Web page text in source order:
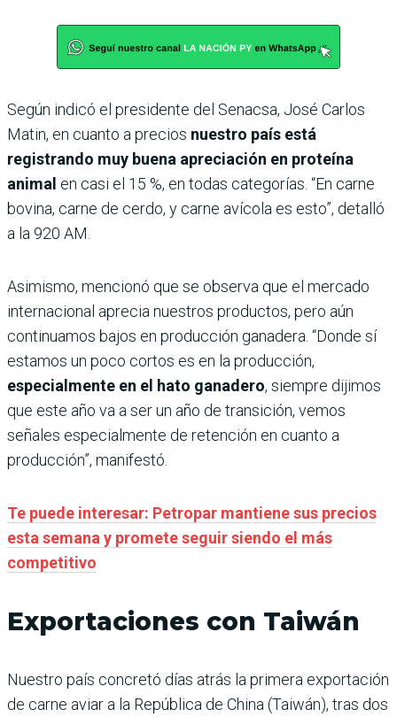
Según indicó el presidente del Senacsa, José Carlos
Matin, en cuanto a precios nuestro país está
registrando muy buena apreciación en proteína
animal en casi el 15 %, en todas categorías. “En carne
bovina, carne de cerdo, y carne avícola es esto”, detalló
a la 920 AM.
Asimismo, mencionó que se observa que el mercado
internacional aprecia nuestros productos, pero aún
continuamos bajos en producción ganadera. “Donde sí
estamos un poco cortos es en la producción,
especialmente en el hato ganadero, siempre dijimos
que este año va a ser un año de transición, vemos
señales especialmente de retención en cuanto a
producción”, manifestó.
Te puede interesar: Petropar mantiene sus precios
esta semana y promete seguir siendo el más
competitivo
Exportaciones con Taiwán
Nuestro país concretó días atrás la primera exportación
de carne aviar a la República de China (Taiwán), tras dos